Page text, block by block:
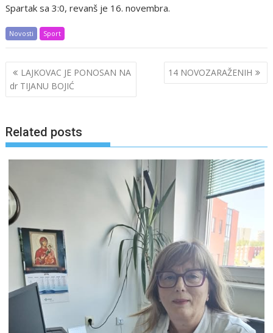
Spartak sa 3:0, revanš je 16. novembra.
Novosti Sport
Post
navigation
LAJKOVAC JE PONOSAN NA
dr TIJANU BOJIĆ
14 NOVOZARAŽENIH
Related posts